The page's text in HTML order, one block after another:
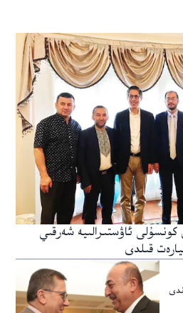
ئاۋستىرالىيە شەرقىي
قىلدى